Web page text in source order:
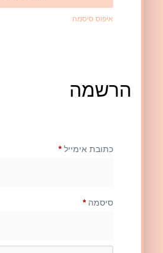
איפוס סיסמה
הרשמה
כתובת אימייל*
סיסמה*